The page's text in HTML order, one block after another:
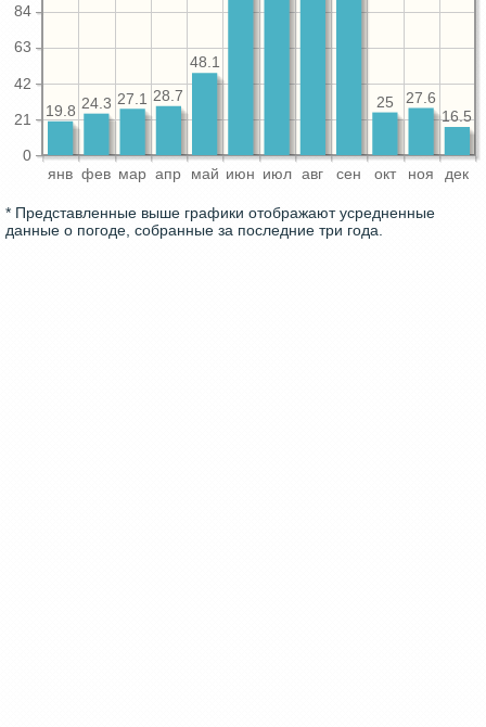
янв фев мар апр май июн июл авг сен окт ноя дек
0
21
42
63
84
16.5
27.6
25
48.1
28.7
27.1
24.3
19.8
* Представленные выше графики отображают усредненные
данные о погоде, собранные за последние три года.